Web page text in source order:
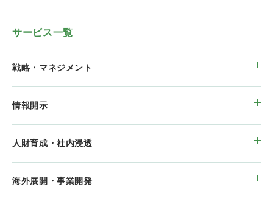
サービス一覧
戦略・マネジメント
情報開示
人財育成・社内浸透
海外展開・事業開発